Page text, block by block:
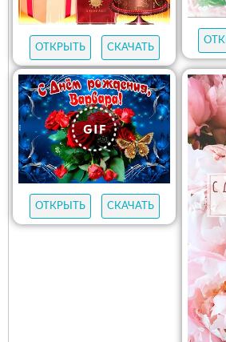
ОТКРЫТЬ СКАЧАТЬ
ОТКРЫТЬ СКАЧАТЬ